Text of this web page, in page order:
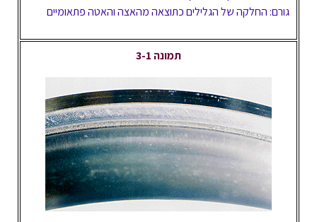
גורם: החלקה של הגלילים כתוצאה מהאצה והאטה פתאומיים
תמונה 3-1